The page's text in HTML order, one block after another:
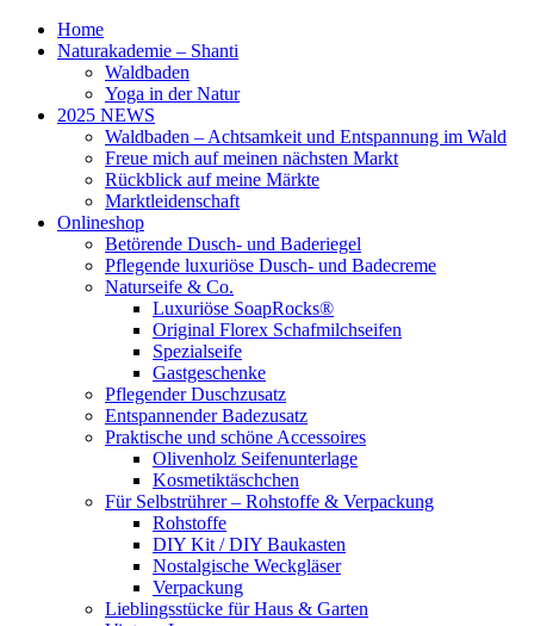
Home
Naturakademie – Shanti
Waldbaden
Yoga in der Natur
2025 NEWS
Waldbaden – Achtsamkeit und Entspannung im Wald
Freue mich auf meinen nächsten Markt
Rückblick auf meine Märkte
Marktleidenschaft
Onlineshop
Betörende Dusch- und Baderiegel
Pflegende luxuriöse Dusch- und Badecreme
Naturseife & Co.
Luxuriöse SoapRocks®
Original Florex Schafmilchseifen
Spezialseife
Gastgeschenke
Pflegender Duschzusatz
Entspannender Badezusatz
Praktische und schöne Accessoires
Olivenholz Seifenunterlage
Kosmetiktäschchen
Für Selbstrührer – Rohstoffe & Verpackung
Rohstoffe
DIY Kit / DIY Baukasten
Nostalgische Weckgläser
Verpackung
Lieblingsstücke für Haus & Garten